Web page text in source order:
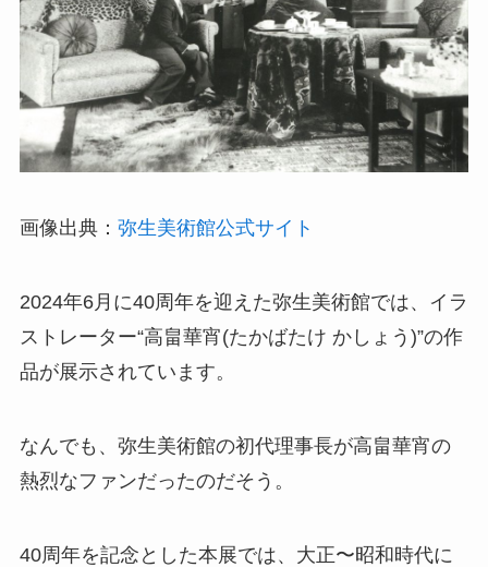
画像出典： 弥生美術館公式サイト
2024年6月に40周年を迎えた弥生美術館では、イラ
ストレーター“高畠華宵(たかばたけ かしょう)”の作
品が展示されています。
なんでも、弥生美術館の初代理事長が高畠華宵の
熱烈なファンだったのだそう。
40周年を記念とした本展では、大正〜昭和時代に